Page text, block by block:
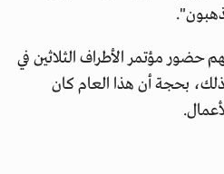
حضور مؤتمر الأطراف الثلاثين في
ذلك، بحجة أن هذا العام كان